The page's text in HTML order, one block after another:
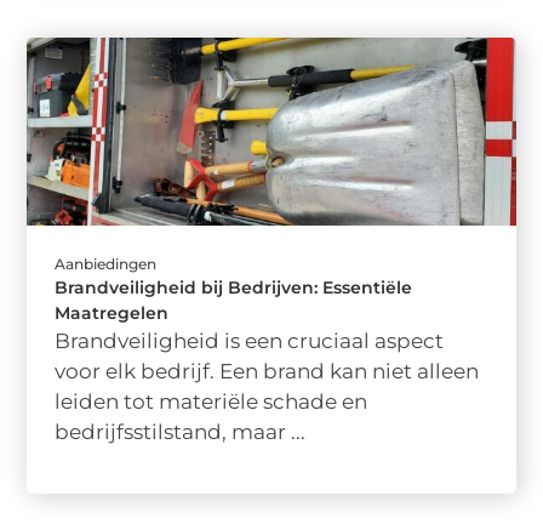
Aanbiedingen
Brandveiligheid bij Bedrijven: Essentiële
Maatregelen
Brandveiligheid is een cruciaal aspect
voor elk bedrijf. Een brand kan niet alleen
leiden tot materiële schade en
bedrijfsstilstand, maar ...